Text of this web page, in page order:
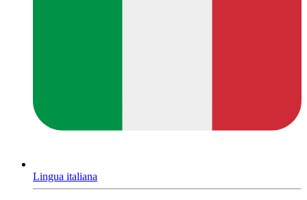
Lingua italiana